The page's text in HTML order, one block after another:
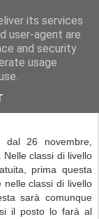
its services
user-agent are
and security
usage
compagnie aeree
del posto
26 novembre,
classi di livello
prima questa
nelle classi di livello
sarà comunque
il posto lo farà al